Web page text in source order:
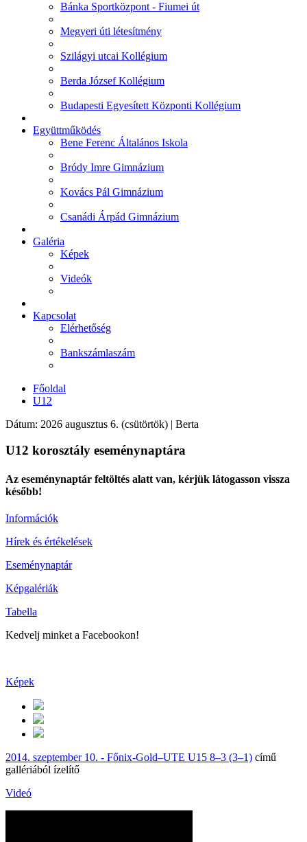
Bánka Sportközpont - Fiumei út
Megyeri úti létesítmény
Szilágyi utcai Kollégium
Berda József Kollégium
Budapesti Egyesített Központi Kollégium
Együttműködés
Bene Ferenc Általános Iskola
Bródy Imre Gimnázium
Kovács Pál Gimnázium
Csanádi Árpád Gimnázium
Galéria
Képek
Videók
Kapcsolat
Elérhetőség
Bankszámlaszám
Főoldal
U12
Dátum: 2026 augusztus 6. (csütörtök) | Berta
U12 korosztály eseménynaptára
Az eseménynaptár feltöltés alatt van, kérjük látogasson vissza
később!
Információk
Hírek és értékelések
Eseménynaptár
Képgalériák
Tabella
Kedvelj minket a Facebookon!
Képek
2014. szeptember 10. - Főnix-Gold–UTE U15 8–3 (3–1) című
gallériából ízelítő
Videó